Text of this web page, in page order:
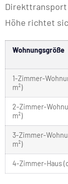
Direkttransport
Höhe richtet
Wohnungsgröße
1-Zimmer-
m²)
2-Zimmer-
m²)
3-Zimmer-
m²)
4-Zimmer-Haus